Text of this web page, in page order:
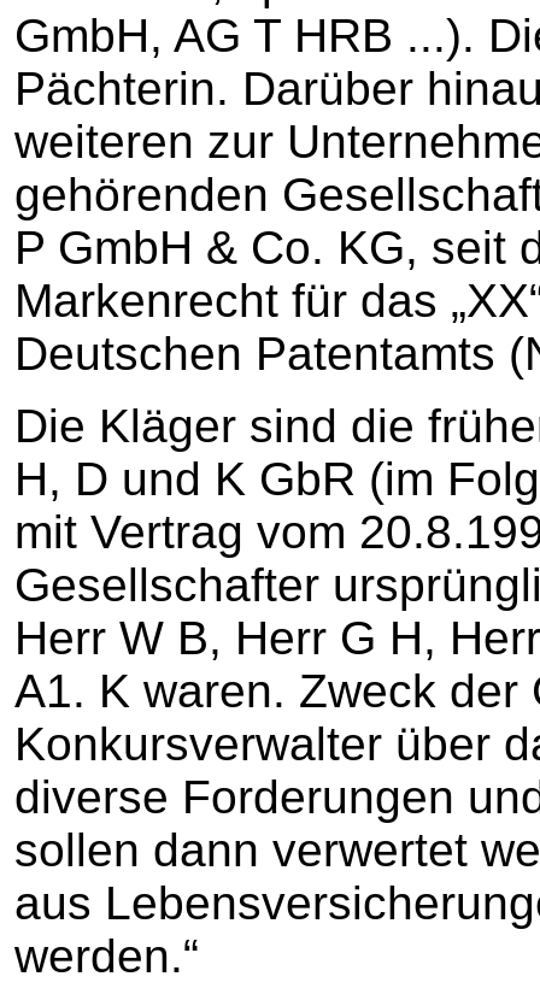
GmbH, AG T HRB ...).
Pächterin. Darüber
weiteren zur
gehörenden
P GmbH & Co. KG, seit
Markenrecht für das
Deutschen Patentamts
Die Kläger sind die
H, D und K GbR (im
mit Vertrag vom
Gesellschafter
Herr W B, Herr G H,
A1. K waren. Zweck der
Konkursverwalter über
diverse Forderungen
sollen dann verwertet
aus
werden.“